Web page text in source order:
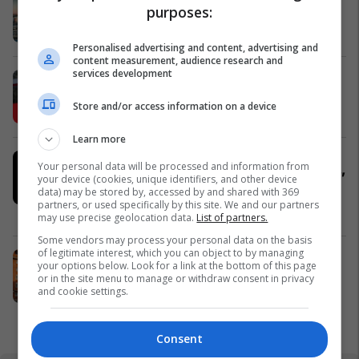
udhëtimin tuaj drejt Hamburgut
Karburant cilësor dhe shumë më
Petrol Company
Russell Crowe në rolin e një
shqiptari në filmin e ri “The Get Out”
në CineStar
Cinestar
"A po takohemi? Veni dihet" – Një
histori që rritet bashkë me familjet
tona
Viva Fresh Store
purposes:
Personalised advertising and content, advertising and
content measurement, audience research and
services development
Store and/or access information on a device
Learn more
Your personal data will be processed and information from
your device (cookies, unique identifiers, and other device
data) may be stored by, accessed by and shared with 369
partners, or used specifically by this site. We and our partners
may use precise geolocation data. List of partners.
Some vendors may process your personal data on the basis
of legitimate interest, which you can object to by managing
your options below. Look for a link at the bottom of this page
or in the site menu to manage or withdraw consent in privacy
and cookie settings.
Consent